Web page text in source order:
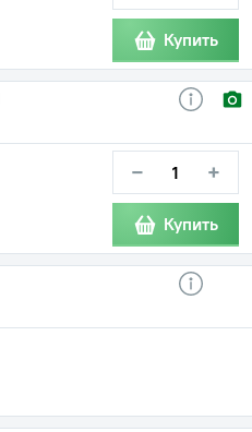
Купить
− +
Купить